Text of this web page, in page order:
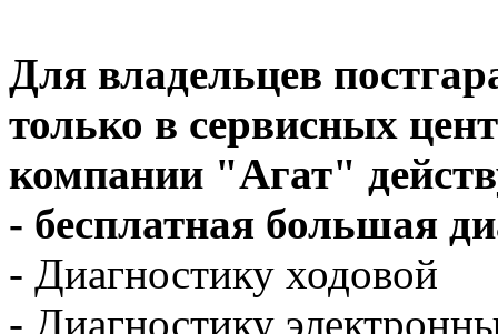
Для владельцев
только в сервисных
компании "Агат"
- бесплатная большая
- Диагностику ходовой
- Диагностику